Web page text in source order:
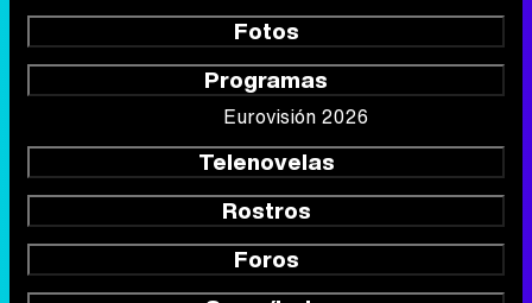
Fotos
Programas
Eurovisión 2026
Telenovelas
Rostros
Foros